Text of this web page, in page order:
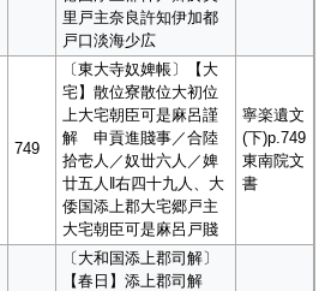
里戸主奈良許知伊加都
戸口淡海少広
749
〔東大寺奴婢帳〕【大
宅】散位寮散位大初位
上大宅朝臣可是麻呂謹
解 申貢進賤事／合陸
拾壱人／奴丗六人／婢
廿五人‖右四十九人、大
倭国添上郡大宅郷戸主
大宅朝臣可是麻呂戸賤
寧楽遺文
(下)p.749
東南院文
書
〔大和国添上郡司解〕
【春日】添上郡司解